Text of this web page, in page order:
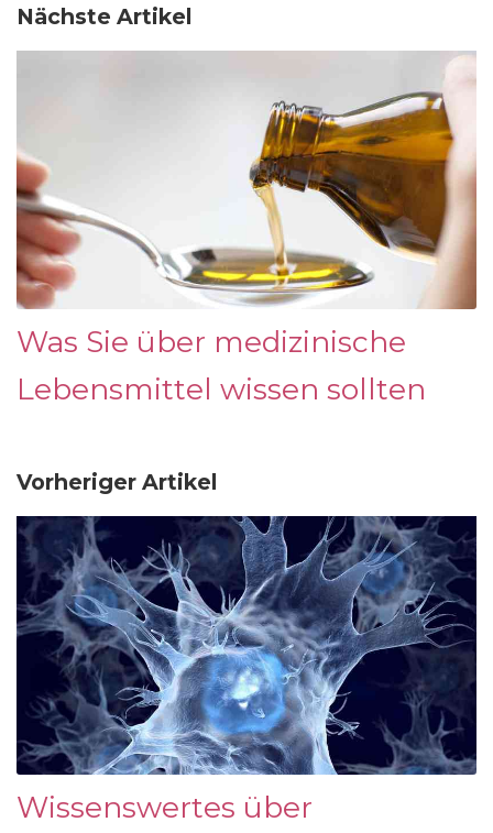
Nächste Artikel
Was Sie über medizinische
Lebensmittel wissen sollten
Vorheriger Artikel
Wissenswertes über